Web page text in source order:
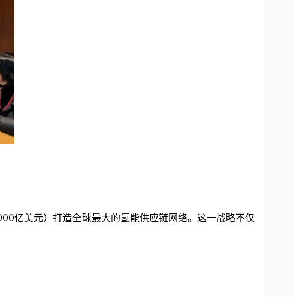
亿美元）打造全球最大的氢能供应链网络。这一战略不仅